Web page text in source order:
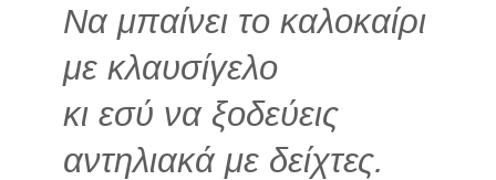
Να μπαίνει το καλοκαίρι
με κλαυσίγελο
κι εσύ να ξοδεύεις
αντηλιακά με δείχτες.